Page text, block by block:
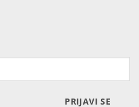
PRIJAVI SE